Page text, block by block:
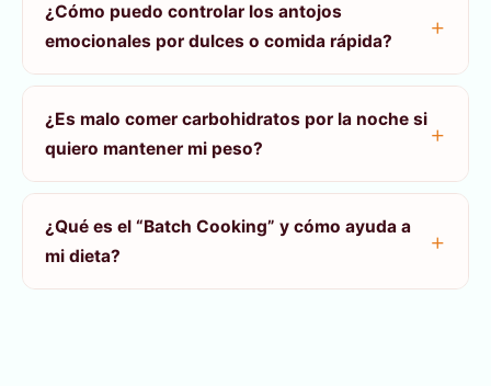
¿Cómo puedo controlar los antojos
emocionales por dulces o comida rápida?
¿Es malo comer carbohidratos por la noche si
quiero mantener mi peso?
¿Qué es el “Batch Cooking” y cómo ayuda a
mi dieta?